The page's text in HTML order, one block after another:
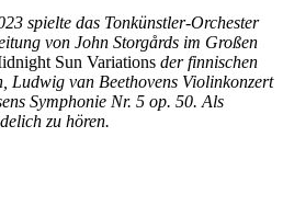
spielte das Tonkünstler-Orchester
von John Storgårds im Großen
Sun Variations der finnischen
Ludwig van Beethovens Violinkonzert
Symphonie Nr. 5 op. 50. Als
zu hören.